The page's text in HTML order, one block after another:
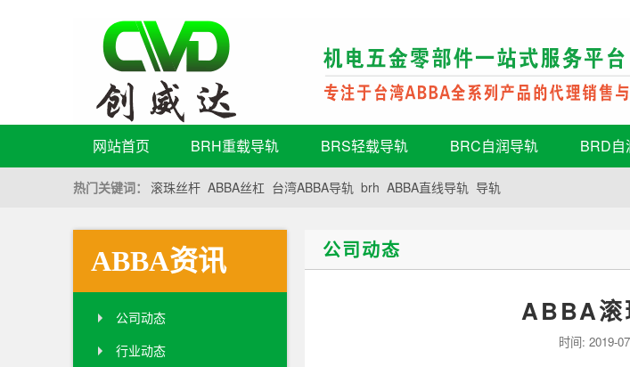
网站首页 BRH重载导轨 BRS轻载导轨 BRC自润导轨 BRD自
热门关键词： 滚珠丝杆 ABBA丝杠 台湾ABBA导轨 brh ABBA直线导轨 导轨
ABBA资讯
公司动态
行业动态
公司动态
ABBA滚
时间: 2019-